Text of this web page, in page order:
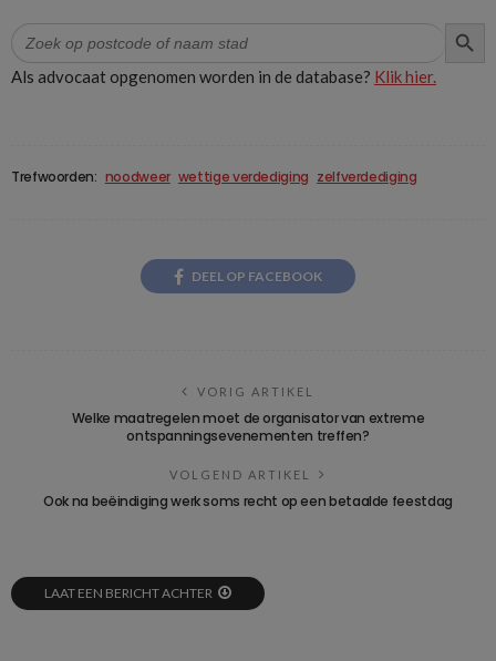
Zoek
naar:
Als advocaat opgenomen worden in de database? Klik hier.
Trefwoorden: noodweer wettige verdediging zelfverdediging
DEEL OP FACEBOOK
VORIG ARTIKEL
Welke maatregelen moet de organisator van extreme
ontspanningsevenementen treffen?
VOLGEND ARTIKEL
Ook na beëindiging werk soms recht op een betaalde feestdag
LAAT EEN BERICHT ACHTER